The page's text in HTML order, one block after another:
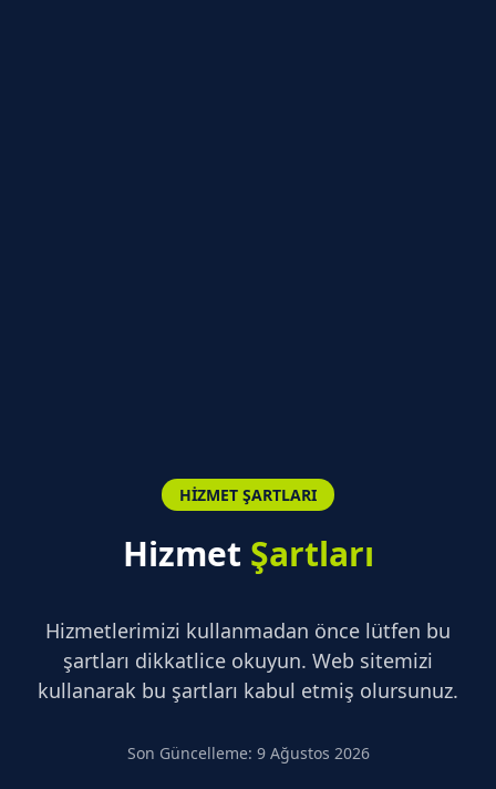
HIZMET ŞARTLARI
Hizmet Şartları
Hizmetlerimizi kullanmadan önce lütfen bu
şartları dikkatlice okuyun. Web sitemizi
kullanarak bu şartları kabul etmiş olursunuz.
Son Güncelleme: 9 Ağustos 2026